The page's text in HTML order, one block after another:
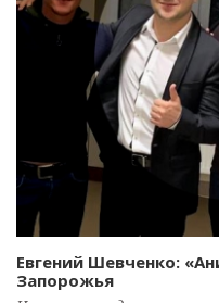
Евгений Шевченко:
Запорожья